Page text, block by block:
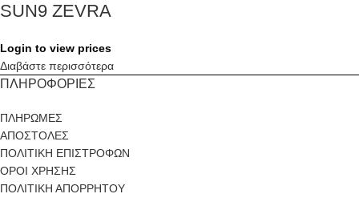
SUN9 ZEVRA
Login to view prices
Διαβάστε περισσότερα
ΠΛΗΡΟΦΟΡΙΕΣ
ΠΛΗΡΩΜΕΣ
ΑΠΟΣΤΟΛΕΣ
ΠΟΛΙΤΙΚΗ ΕΠΙΣΤΡΟΦΩΝ
ΟΡΟΙ ΧΡΗΣΗΣ
ΠΟΛΙΤΙΚΗ ΑΠΟΡΡΗΤΟΥ